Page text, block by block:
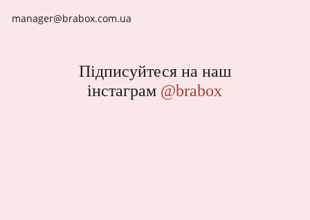
manager@brabox.com.ua
Підписуйтеся на наш
інстаграм @brabox